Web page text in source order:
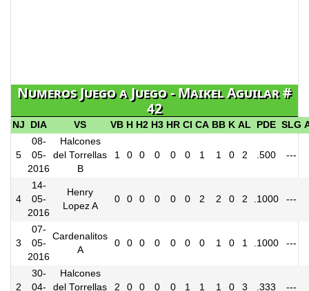
Numeros Juego a Juego - Maikel Aguilar #
42
NJ DIA VS VB H H2 H3 HR CI CA BB K AL PDE SLG
5
08-
05-
2016
Halcones
del Torrellas
B
1 0 0 0 0 0 1 1 0 2 .500 ---
4
14-
05-
2016
Henry
Lopez A
0 0 0 0 0 0 2 2 0 2 .1000 ---
3
07-
05-
2016
Cardenalitos
A
0 0 0 0 0 0 0 1 0 1 .1000 ---
2
30-
04-
Halcones
del Torrellas
2 0 0 0 0 1 1 1 0 3 .333 ---